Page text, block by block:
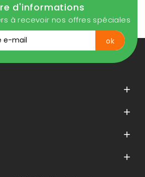
d'informations
à recevoir nos offres spéciales



